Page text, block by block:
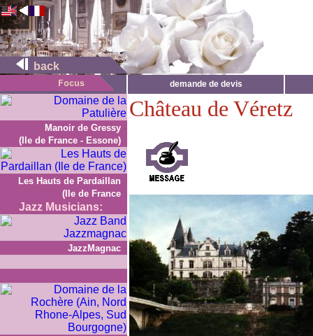
back
demande de devis
Manoir de Gressy
(Ile de France - Essone)
Les Hauts de Pardaillan
(Ile de France
Jazz Musicians:
JazzMagnac
Château de Véretz